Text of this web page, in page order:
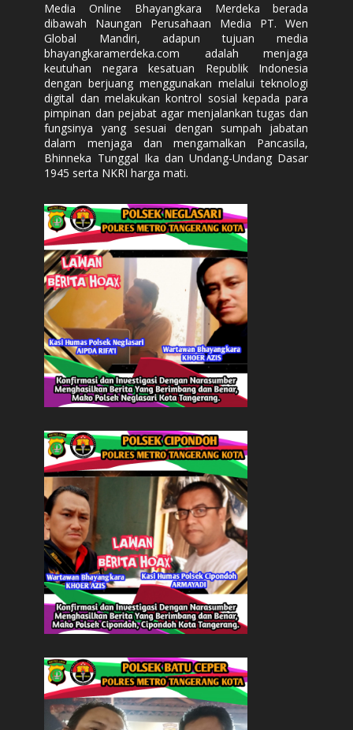
Media Online Bhayangkara Merdeka berada
dibawah Naungan Perusahaan Media PT. Wen
Global Mandiri, adapun tujuan media
bhayangkaramerdeka.com adalah menjaga
keutuhan negara kesatuan Republik Indonesia
dengan berjuang menggunakan melalui teknologi
digital dan melakukan kontrol sosial kepada para
pimpinan dan pejabat agar menjalankan tugas dan
fungsinya yang sesuai dengan sumpah jabatan
dalam menjaga dan mengamalkan Pancasila,
Bhinneka Tunggal Ika dan Undang-Undang Dasar
1945 serta NKRI harga mati.